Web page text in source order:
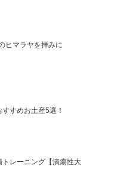
ヒマラヤを拝みに
すめお土産5選！
レーニング【潰瘍性大